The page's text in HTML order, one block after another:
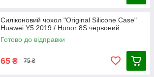
Силіконовий чохол "Original Silicone Case"
Huawei Y5 2019 / Honor 8S червоний
Готово до відправки
65 ₴ 75 ₴